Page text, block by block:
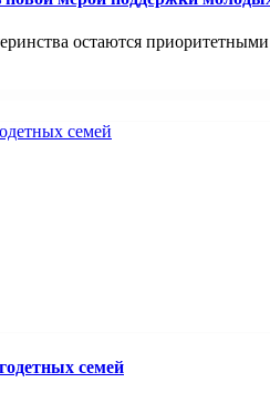
остаются
семей